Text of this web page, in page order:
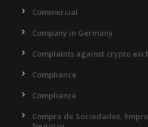
Commercial
Company in Germany
Complaints against crypto
Compliance
Compliance
Compra de Sociedades,